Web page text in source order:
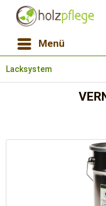
Menü
Lacksystem